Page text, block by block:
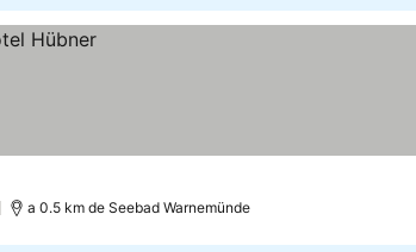
a 0.5 km de Seebad Warnemünde